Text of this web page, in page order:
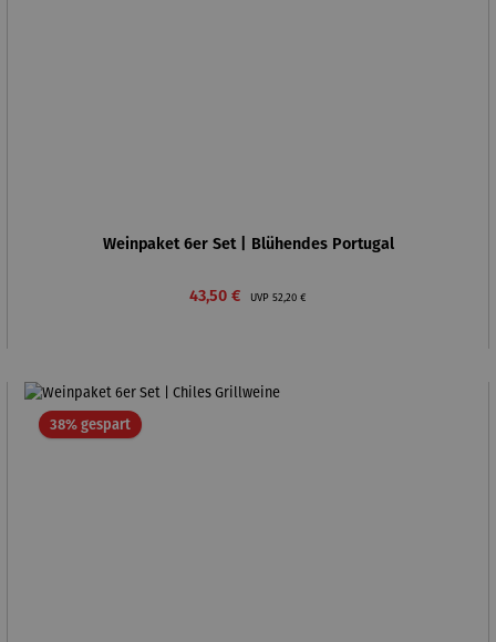
Weinpaket 6er Set | Blühendes Portugal
Verkaufspreis:
43,50 € UVP Regulärer Preis:
52,20 €
38% gespartRabatt